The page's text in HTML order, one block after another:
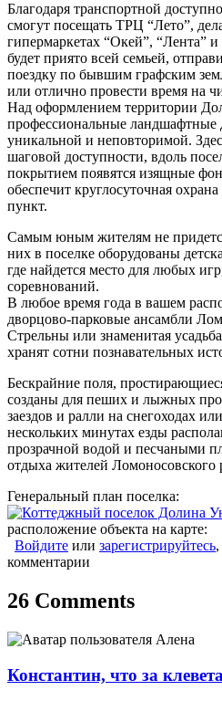
Благодаря транспортной
смогут посещать ТРЦ “Лето”,
гипермаркетах “Окей”, “Лента”
будет приято всей семьей,
поездку по бывшим графским
или отлично провести время на
Над оформлением территории
профессиональные ландшафтные
уникальной и неповторимой.
шаговой доступности, вдоль
покрытием появятся изящные
обеспечит круглосуточная
пункт.
Самым юным жителям не
них в поселке оборудованы
где найдется место для любых
соревнований.
В любое время года в вашем
дворцово-парковые ансамбли
Стрельны или знаменитая
хранят сотни познавательных
Бескрайние поля,
созданы для пеших и лыжных
заездов и ралли на снегоходах
нескольких минутах езды
прозрачной водой и песчаными
отдыха жителей Ломоносовского
Генеральный план поселка:
расположение объекта на карте:
Войдите или зарегистрируйтесь
комментарии
26 Comments
Константин, что за